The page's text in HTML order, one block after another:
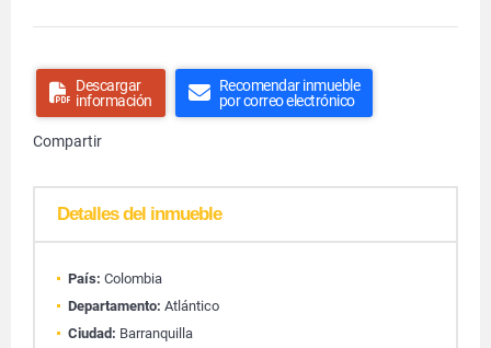
Descargar
información
Recomendar inmueble
por correo electrónico
Compartir
Detalles del inmueble
País: Colombia
Departamento: Atlántico
Ciudad: Barranquilla